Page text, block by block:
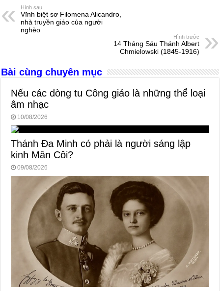
e
b
o
k
n
A
d
s
Hình sau
Vĩnh biệt sơ Filomena Alicandro,
nhà truyền giáo của người
nghèo
Hình trước
14 Tháng Sáu Thánh Albert
Chmielowski (1845-1916)
Bài cùng chuyên mục
Nếu các dòng tu Công giáo là những thể loại
âm nhạc
10/08/2026
Thánh Đa Minh có phải là người sáng lập
kinh Mân Côi?
09/08/2026